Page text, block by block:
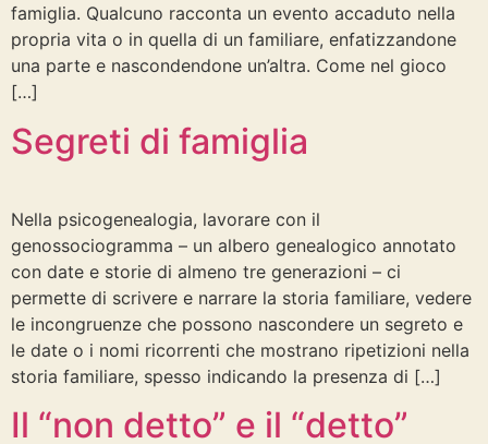
famiglia. Qualcuno racconta un evento accaduto nella
propria vita o in quella di un familiare, enfatizzandone
una parte e nascondendone un’altra. Come nel gioco
[…]
Segreti di famiglia
Nella psicogenealogia, lavorare con il
genossociogramma – un albero genealogico annotato
con date e storie di almeno tre generazioni – ci
permette di scrivere e narrare la storia familiare, vedere
le incongruenze che possono nascondere un segreto e
le date o i nomi ricorrenti che mostrano ripetizioni nella
storia familiare, spesso indicando la presenza di […]
Il “non detto” e il “detto”